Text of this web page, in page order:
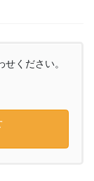
ください。